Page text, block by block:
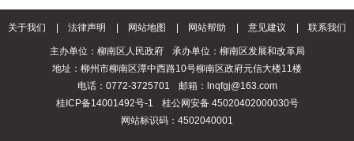
关于我们 法律声明 网站地图 网站帮助 意见建议 联系我们
主办单位：柳南区人民政府
承办单位：柳南区发展和改革局
地址：柳州市柳南区潭中西路10号柳南区政府元信大楼11楼
电话：0772-3725701
邮箱：lnqfgj@163.com
桂ICP备14001492号-1
桂公网安备 45020402000030号
网站标识码：4502040001